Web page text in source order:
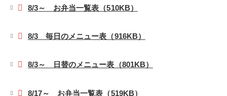
8/3～ お弁当一覧表（510KB）
8/3 毎日のメニュー表（916KB）
8/3～ 日替のメニュー表（801KB）
8/17～ お弁当一覧表（519KB）